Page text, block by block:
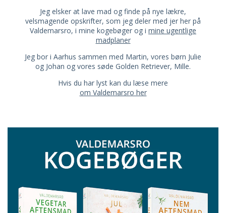
Jeg elsker at lave mad og finde på nye lækre,
velsmagende opskrifter, som jeg deler med jer her på
Valdemarsro, i mine kogebøger og i mine ugentlige
madplaner
Jeg bor i Aarhus sammen med Martin, vores børn Julie
og Johan og vores søde Golden Retriever, Mille.
Hvis du har lyst kan du læse mere
om Valdemarsro her